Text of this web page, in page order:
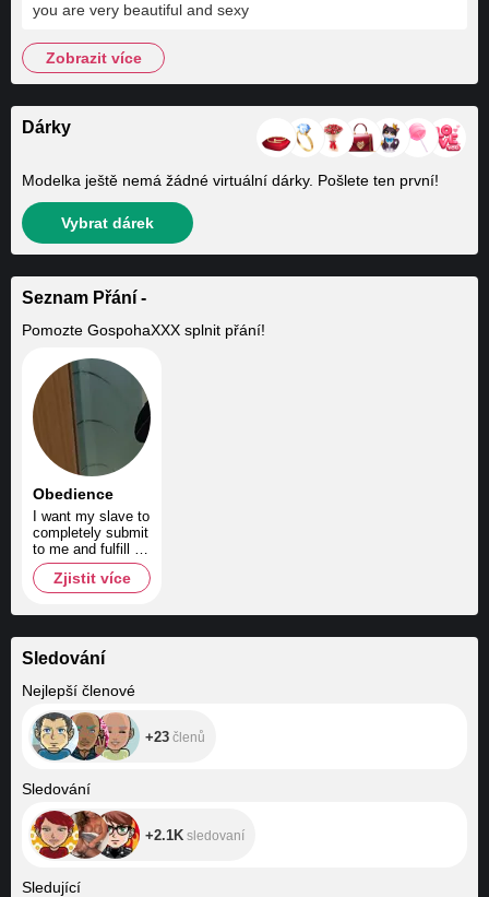
you are very beautiful and sexy
zobrazit více
Dárky
Modelka ještě nemá žádné virtuální dárky. Pošlete ten první!
Vybrat dárek
Seznam Přání -
Pomozte GospohaXXX splnit přání!
Obedience
I want my slave to
completely submit
to me and fulfill all
my whims and
ordersZjistit více
Sledování
Nejlepší členové
+23 členů
Sledování
+2.1K sledovaní
Sledující